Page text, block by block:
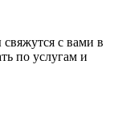
с вами в
по услугам и